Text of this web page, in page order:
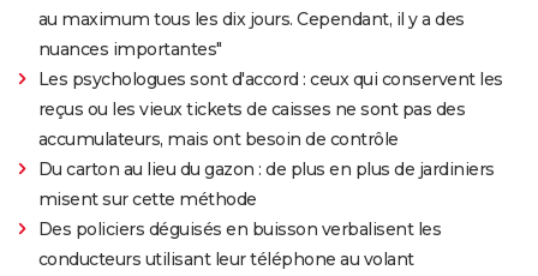
au maximum tous les dix jours. Cependant, il y a des
nuances importantes"
Les psychologues sont d'accord : ceux qui conservent les
reçus ou les vieux tickets de caisses ne sont pas des
accumulateurs, mais ont besoin de contrôle
Du carton au lieu du gazon : de plus en plus de jardiniers
misent sur cette méthode
Des policiers déguisés en buisson verbalisent les
conducteurs utilisant leur téléphone au volant